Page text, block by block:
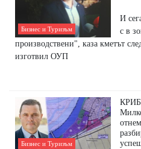
Бизнес и Туризъм
И
с в
производствени", каза кметът
изготвил ОУП
Бизнес и Туризъм
КРИБ